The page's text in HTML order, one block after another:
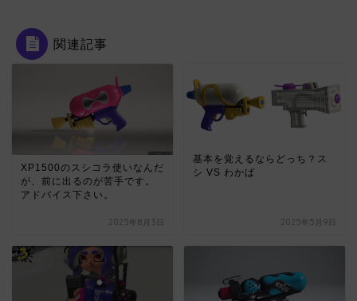
関連記事
XP1500のスシコラ使いなんだ
が、前に出るのが苦手です。
アドバイス下さい。
2025年8月3日
基本を覚えるならどっち？ス
シ VS わかば
2025年5月9日